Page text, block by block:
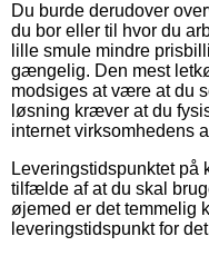
Du burde derudover
du bor eller til hvor du
lille smule mindre
gængelig. Den mest
modsiges at være at du
løsning kræver at du
internet virksomhedens
Leveringstidspunktet
tilfælde af at du skal
øjemed er det temmelig
leveringstidspunkt for